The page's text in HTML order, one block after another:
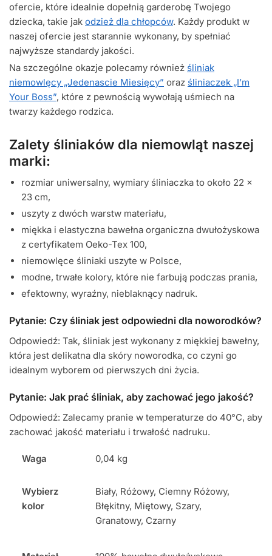
ofercie, które idealnie dopełnią garderobę Twojego
dziecka, takie jak odzież dla chłopców. Każdy produkt w
naszej ofercie jest starannie wykonany, by spełniać
najwyższe standardy jakości.
Na szczególne okazje polecamy również śliniak
niemowlęcy „Jedenascie Miesięcy” oraz śliniaczek „I’m
Your Boss”, które z pewnością wywołają uśmiech na
twarzy każdego rodzica.
Zalety śliniaków dla niemowląt naszej
marki:
rozmiar uniwersalny, wymiary śliniaczka to około 22 x
23 cm,
uszyty z dwóch warstw materiału,
miękka i elastyczna bawełna organiczna dwułożyskowa
z certyfikatem Oeko-Tex 100,
niemowlęce śliniaki uszyte w Polsce,
modne, trwałe kolory, które nie farbują podczas prania,
efektowny, wyraźny, nieblaknący nadruk.
Pytanie: Czy śliniak jest odpowiedni dla noworodków?
Odpowiedź: Tak, śliniak jest wykonany z miękkiej bawełny,
która jest delikatna dla skóry noworodka, co czyni go
idealnym wyborem od pierwszych dni życia.
Pytanie: Jak prać śliniak, aby zachować jego jakość?
Odpowiedź: Zalecamy pranie w temperaturze do 40°C, aby
zachować jakość materiału i trwałość nadruku.
Waga 0,04 kg
Wybierz
kolor
Biały, Różowy, Ciemny Różowy,
Błękitny, Miętowy, Szary,
Granatowy, Czarny